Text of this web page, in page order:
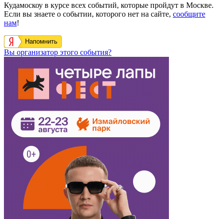
Кудамоскоу в курсе всех событий, которые пройдут в Москве.
Если вы знаете о событии, которого нет на сайте, сообщите
нам!
Напомнить
Вы организатор этого события?